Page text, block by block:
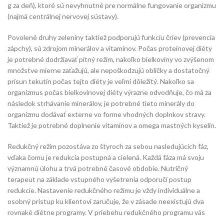
g za deň), ktoré sú nevyhnutné pre normálne fungovanie organizmu
(najmä centrálnej nervovej sústavy).
Povolené druhy zeleniny taktiež podporujú funkciu čriev (prevencia
zápchy), sú zdrojom minerálov a vitamínov. Počas proteínovej diéty
je potrebné dodržiavať pitný režim, nakoľko bielkoviny vo zvýšenom
množstve mierne zaťažujú, ale nepoškodzujú obličky a dostatočný
prísun tekutín počas tejto diéty je veľmi dôležitý. Nakoľko sa
organizmus počas bielkovinovej diéty výrazne odvodňuje, čo má za
následok strhávanie minerálov, je potrebné tieto minerály do
organizmu dodávať externe vo forme vhodných doplnkov stravy.
Taktiež je potrebné doplnenie vitamínov a omega mastných kyselín.
Redukčný režim pozostáva zo štyroch za sebou nasledujúcich fáz,
vďaka čomu je redukcia postupná a cielená. Každá fáza má svoju
významnú úlohu a trvá potrebné časové obdobie. Nutričný
terapeut na základe vstupného vyšetrenia odporučí postup
redukcie. Nastavenie redukčného režimu je vždy individuálne a
osobný prístup ku klientovi zaručuje, že v zásade neexistujú dva
rovnaké diétne programy. V priebehu redukčného programu vás